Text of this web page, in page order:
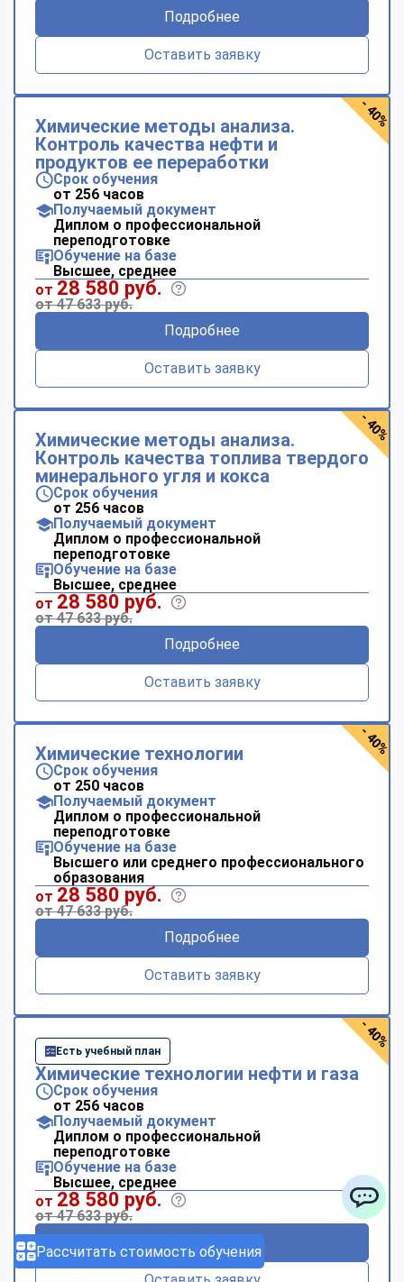
Рассчитать стоимость обучения
Подробнее
Оставить заявку
Химические методы анализа.
Контроль качества нефти и
продуктов ее переработки
Срок обучения
от 256 часов
Получаемый документ
Диплом о профессиональной
переподготовке
Обучение на базе
Высшее, среднее
от 28 580 руб.
от 47 633 руб.
Подробнее
Оставить заявку
- 40%
Химические методы анализа.
Контроль качества топлива твердого
минерального угля и кокса
Срок обучения
от 256 часов
Получаемый документ
Диплом о профессиональной
переподготовке
Обучение на базе
Высшее, среднее
от 28 580 руб.
от 47 633 руб.
Подробнее
Оставить заявку
- 40%
Химические технологии
Срок обучения
от 250 часов
Получаемый документ
Диплом о профессиональной
переподготовке
Обучение на базе
Высшего или среднего профессионального
образования
от 28 580 руб.
от 47 633 руб.
Подробнее
Оставить заявку
- 40%
Есть учебный план
Химические технологии нефти и газа
Срок обучения
от 256 часов
Получаемый документ
Диплом о профессиональной
переподготовке
Обучение на базе
Высшее, среднее
от 28 580 руб.
от 47 633 руб.
Подробнее
- 40%
ChatApp
online
Мессенджеры
Свяжитесь с нами через любой удобный мессенджер!
Telegram
Vkontakte EMail
ChatApp